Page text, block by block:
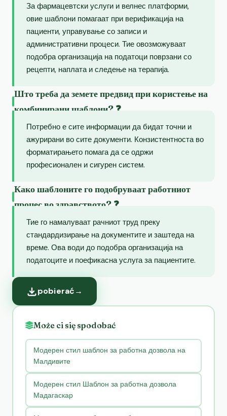
За фармацевтски услуги и велнес платформи,
овие шаблони помагаат при верификација на
пациенти, управување со записи и
административни процеси. Тие овозможуваат
подобра организација на податоци поврзани со
рецепти, наплата и следење на терапија.
Што треба да земете предвид при користење на
комбинирани шаблони? ❓
Потребно е сите информации да бидат точни и
ажурирани во сите документи. Конзистентноста во
форматирањето помага да се одржи
професионален и сигурен систем.
Како шаблоните го подобруваат работниот
процес во здравството? ❓
Тие го намалуваат рачниот труд преку
стандардизирање на документите и заштеда на
време. Ова води до подобра организација на
податоците и поефикасна услуга за пациентите.
pobierać→
Może ci się spodobać
Модерен стил шаблон за работна дозвола на
Малдивите
Модерен стил Шаблон за работна дозвола
Мадагаскар